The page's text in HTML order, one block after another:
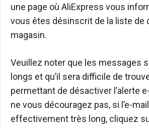
une page où AliExpress vous
vous êtes désinscrit de la liste de
magasin.
Veuillez noter que les messages
longs et qu’il sera difficile de
permettant de désactiver l’alerte
ne vous découragez pas, si l’e-
effectivement très long, cliquez